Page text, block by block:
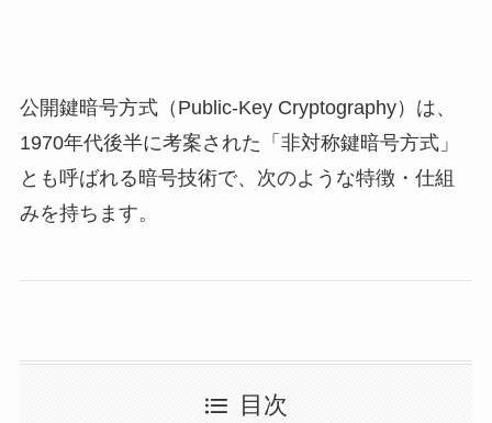
公開鍵暗号方式（Public-Key Cryptography）は、
1970年代後半に考案された「非対称鍵暗号方式」
とも呼ばれる暗号技術で、次のような特徴・仕組
みを持ちます。
目次